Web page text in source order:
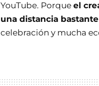
YouTube. Porque el
una distancia
celebración y mucha